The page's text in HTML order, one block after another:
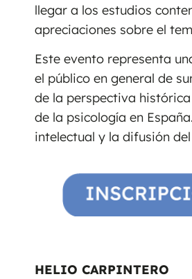
llegar a los estudios
apreciaciones sobre el
Este evento representa
el público en general de
de la perspectiva
de la psicología en
intelectual y la difusión
HELIO CARPINTERO